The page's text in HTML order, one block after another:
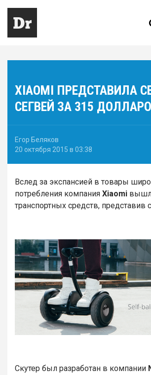
XIAOMI ПРЕДСТАВИЛА
СЕГВЕЙ ЗА 315
Егор Беляков
20 октября 2015 в 03:38
Вслед за экспансией в товары
потребления компания Xiaomi
транспортных средств, представив
Скутер был разработан в компании